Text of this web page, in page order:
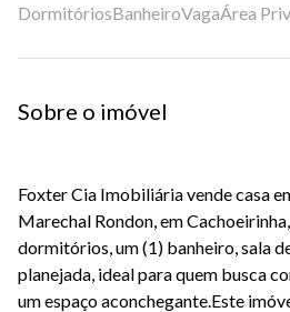
DormitóriosBanheiroVagaÁrea
Sobre o imóvel
Foxter Cia Imobiliária vende casa
Marechal Rondon, em
dormitórios, um (1) banheiro, sala
planejada, ideal para quem busca
um espaço aconchegante.Este